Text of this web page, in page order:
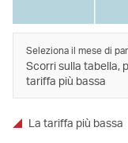
Seleziona il mese di
Scorri sulla tabella,
tariffa più bassa
La tariffa più bassa